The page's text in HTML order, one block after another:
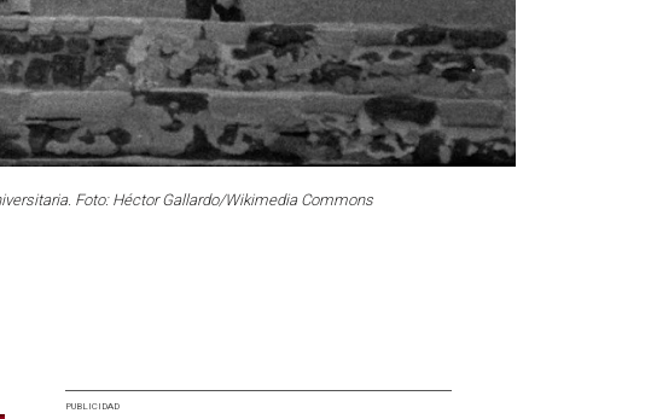
Foto: Héctor Gallardo/Wikimedia Commons
PUBLICIDAD